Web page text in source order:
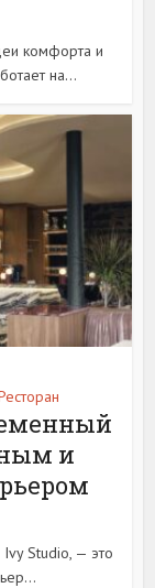
комфорта и
на...
и
Ivy Studio, — это